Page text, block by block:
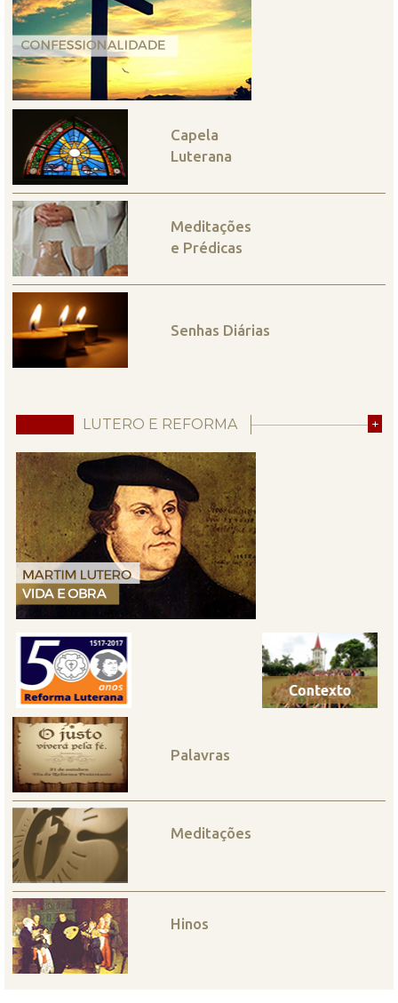
Capela
Luterana
Meditações
e Prédicas
Senhas Diárias
LUTERO E REFORMA +
Palavras
Meditações
Hinos